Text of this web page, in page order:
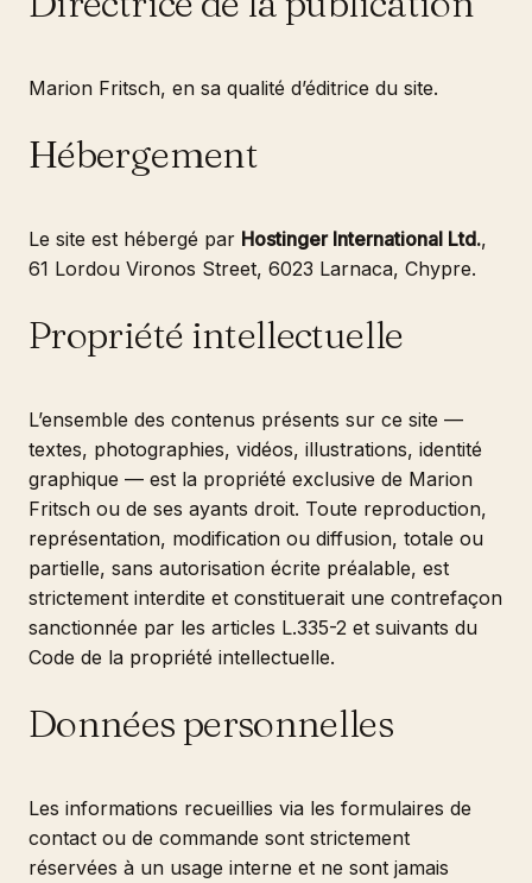
Marion Fritsch, en sa qualité d’éditrice du site.
Hébergement
Le site est hébergé par Hostinger International Ltd.,
61 Lordou Vironos Street, 6023 Larnaca, Chypre.
Propriété intellectuelle
L’ensemble des contenus présents sur ce site —
textes, photographies, vidéos, illustrations, identité
graphique — est la propriété exclusive de Marion
Fritsch ou de ses ayants droit. Toute reproduction,
représentation, modification ou diffusion, totale ou
partielle, sans autorisation écrite préalable, est
strictement interdite et constituerait une contrefaçon
sanctionnée par les articles L.335-2 et suivants du
Code de la propriété intellectuelle.
Données personnelles
Les informations recueillies via les formulaires de
contact ou de commande sont strictement
réservées à un usage interne et ne sont jamais